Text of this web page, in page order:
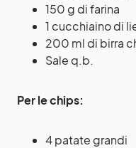
150 g di farina
1 cucchiaino di
200 ml di birra
Sale q.b.
Per le chips:
4 patate grandi